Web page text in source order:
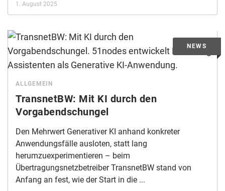
1. August 2025
ALLGEMEIN
TransnetBW: Mit KI durch den
Vorgabendschungel
Den Mehrwert Generativer KI anhand konkreter
Anwendungsfälle ausloten, statt lang
herumzuexperimentieren – beim
Übertragungsnetzbetreiber TransnetBW stand von
Anfang an fest, wie der Start in die ...